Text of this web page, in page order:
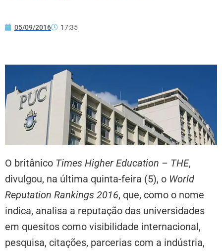
05/09/2016 17:35
O britânico Times Higher Education – THE,
divulgou, na última quinta-feira (5), o World
Reputation Rankings 2016, que, como o nome
indica, analisa a reputação das universidades
em quesitos como visibilidade internacional,
pesquisa, citações, parcerias com a indústria,